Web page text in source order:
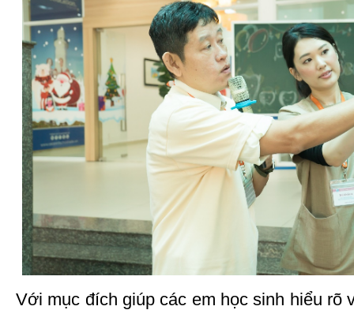
Với mục đích giúp các em học sinh hiểu rõ